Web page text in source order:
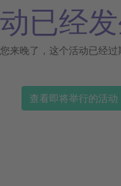
已经发
您来晚了，这个活动已经过
查看即将举行的活动